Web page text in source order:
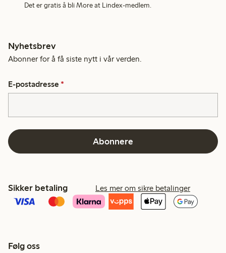
Det er gratis å bli More at Lindex-medlem.
Nyhetsbrev
Abonner for å få siste nytt i vår verden.
E-postadresse *
Abonnere
Sikker betaling Les mer om sikre betalinger
Følg oss